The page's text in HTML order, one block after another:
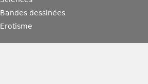
Bandes dessinées
Erotisme